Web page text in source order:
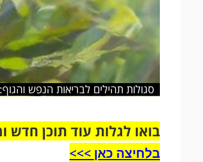
סגולות תהילים לבריאות הנפש
בואו לגלות עוד תוכן
בלחיצה כאן >>>​